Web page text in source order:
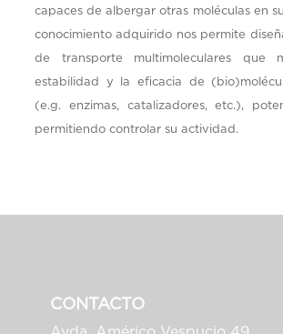
capaces de albergar otras moléculas en
conocimiento adquirido nos permite
de transporte multimoleculares que
estabilidad y la eficacia de
(e.g. enzimas, catalizadores, etc.),
permitiendo controlar su actividad.
CONTACTO